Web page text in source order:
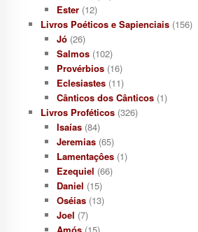
Ester(12)
Livros Poéticos e Sapienciais (156)
Jó(26)
Salmos(102)
Provérbios(16)
Eclesiastes(11)
Cânticos dos Cânticos(1)
Livros Proféticos (326)
Isaías(84)
Jeremias(65)
Lamentaçôes(1)
Ezequiel (66)
Daniel (15)
Oséias(13)
Joel (7)